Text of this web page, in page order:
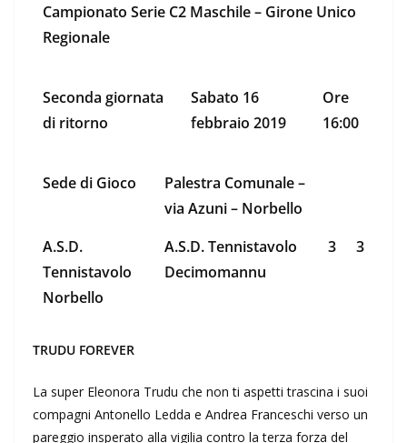
Campionato Serie C2 Maschile – Girone Unico
Regionale
Seconda giornata
di ritorno
Sabato 16
febbraio 2019
Ore
16:00
Sede di Gioco
Palestra Comunale –
via Azuni – Norbello
A.S.D.
Tennistavolo
Norbello
A.S.D. Tennistavolo
Decimomannu
3 3
TRUDU FOREVER
La super Eleonora Trudu che non ti aspetti trascina i suoi
compagni Antonello Ledda e Andrea Franceschi verso un
pareggio insperato alla vigilia contro la terza forza del